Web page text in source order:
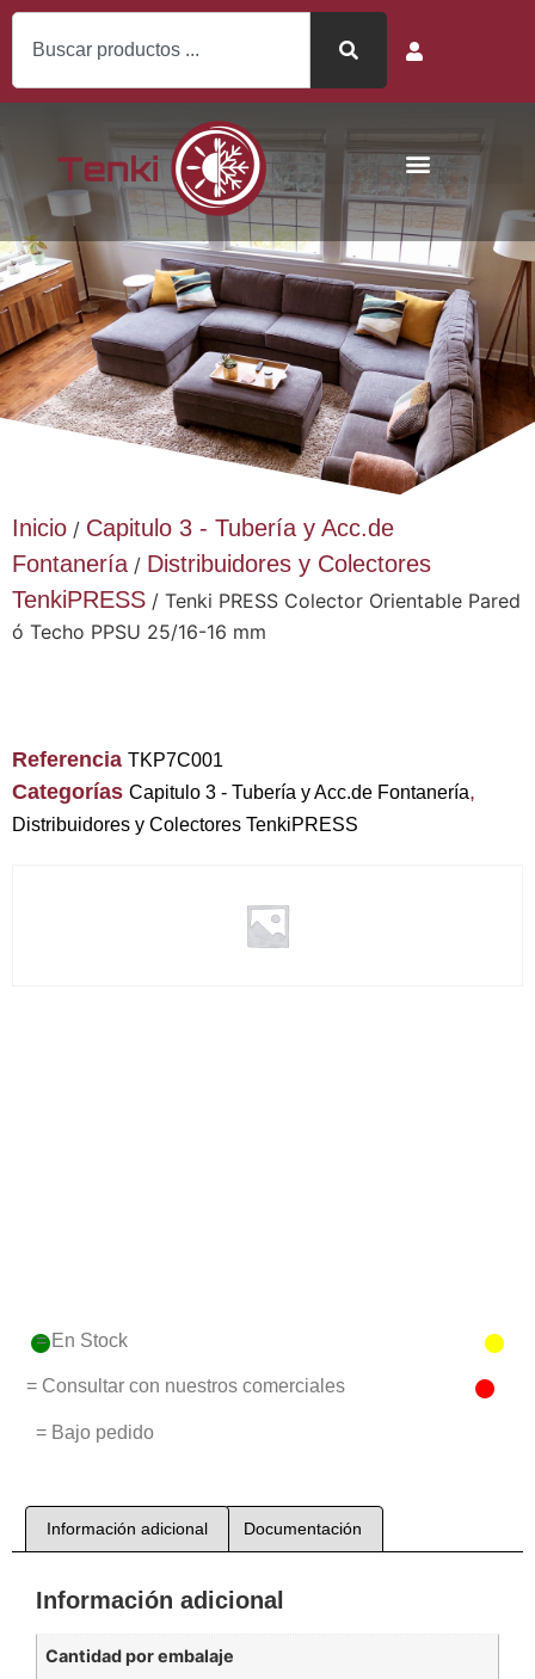
Inicio / Capitulo 3 - Tubería y Acc.de
Fontanería/ Distribuidores y Colectores
TenkiPRESS / Tenki PRESS Colector Orientable Pared
ó Techo PPSU 25/16-16 mm
Referencia TKP7C001
Categorías Capitulo 3 - Tubería y Acc.de Fontanería,
Distribuidores y Colectores TenkiPRESS
= En Stock
= Consultar con nuestros comerciales
= Bajo pedido
Información adicional Documentación
Información adicional
Cantidad por embalaje